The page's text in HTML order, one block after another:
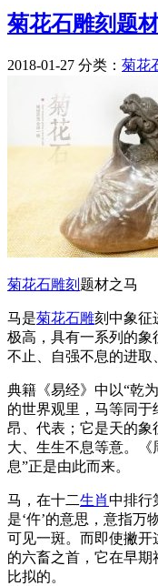
菊花石雕刻题
2018-01-27 分类： 菊花
菊花石雕刻 题材之马
马是菊花石雕刻中象征
极高，具有一系列的象
不止、自强不息的进取
典籍《易经》中以“乾
的世界观里，马等同
昂、代表；它是天的
大、生生不息等意。《
息”正是由此而来。
马，在十二生肖中排行
是‘仵’的意思，意指万
可见一斑。而即使撇
的六畜之首，它在早
比拟的。